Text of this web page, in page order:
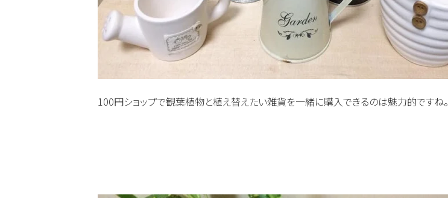
100円ショップで観葉植物と植え替えたい雑貨を一緒に購入できるのは魅力的ですね。